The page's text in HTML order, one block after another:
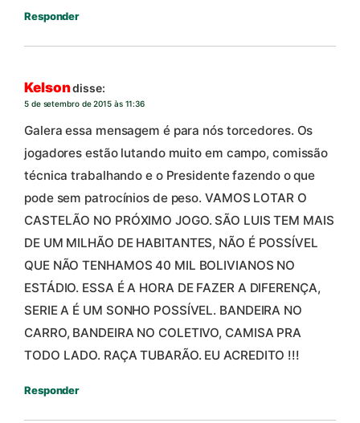
Responder
Kelsondisse:
5 de setembro de 2015 às 11:36
Galera essa mensagem é para nós torcedores. Os
jogadores estão lutando muito em campo, comissão
técnica trabalhando e o Presidente fazendo o que
pode sem patrocínios de peso. VAMOS LOTAR O
CASTELÃO NO PRÓXIMO JOGO. SÃO LUIS TEM MAIS
DE UM MILHÃO DE HABITANTES, NÃO É POSSÍVEL
QUE NÃO TENHAMOS 40 MIL BOLIVIANOS NO
ESTÁDIO. ESSA É A HORA DE FAZER A DIFERENÇA,
SERIE A É UM SONHO POSSÍVEL. BANDEIRA NO
CARRO, BANDEIRA NO COLETIVO, CAMISA PRA
TODO LADO. RAÇA TUBARÃO. EU ACREDITO !!!
Responder